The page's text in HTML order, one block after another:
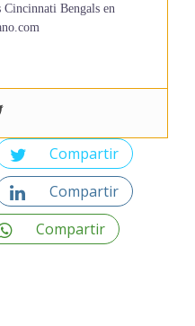
Bengals en
Compartir
Compartir
Compartir